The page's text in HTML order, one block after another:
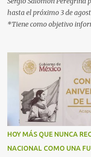
hasta el próximo 3 de
*Tiene como objetivo
gobernadora Acapulco,
informar, orientar y
tránsito por el territorio
México durante esta
Salgado Pineda y el
Migración (INM), Sergio
banderazo de Arranque
2025 Héroes Paisanos,
agosto y en el que
HOY MÁS QUE NUNCA
NACIONAL COMO UNA